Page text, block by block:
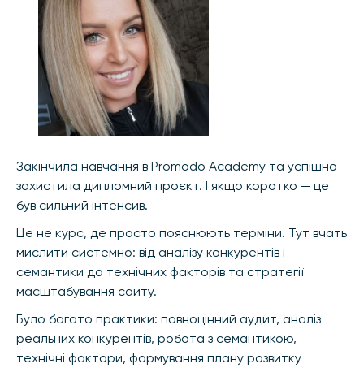
Закінчила навчання в Promodo Academy та успішно
захистила дипломний проєкт. І якщо коротко — це
був сильний інтенсив.
Це не курс, де просто пояснюють терміни. Тут вчать
мислити системно: від аналізу конкурентів і
семантики до технічних факторів та стратегії
масштабування сайту.
Було багато практики: повноцінний аудит, аналіз
реальних конкурентів, робота з семантикою,
технічні фактори, формування плану розвитку